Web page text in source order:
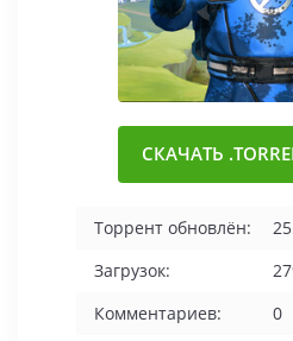
СКАЧАТЬ
Торрент обновлён:
Загрузок:
Комментариев:
0